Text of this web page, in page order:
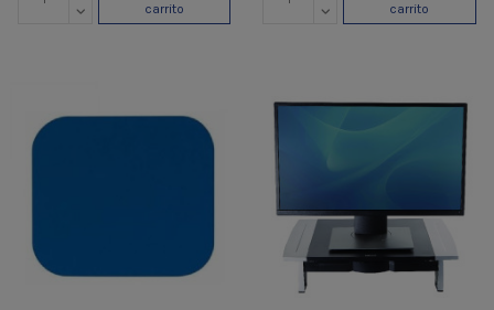
carrito carrito